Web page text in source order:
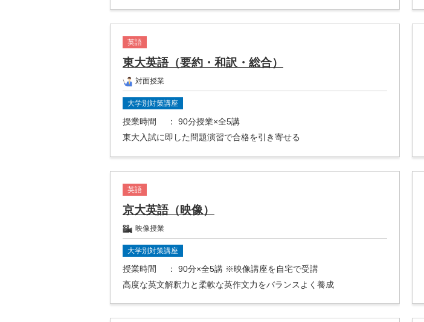
英語
東大英語（要約・和訳・総合）
対面授業
大学別対策講座
授業時間
： 90分授業×全5講
東大入試に即した問題演習で合格を引き寄せる
英語
京大英語（映像）
映像授業
大学別対策講座
授業時間
： 90分×全5講 ※映像講座を自宅で受講
高度な英文解釈力と柔軟な英作文力をバランスよく養成